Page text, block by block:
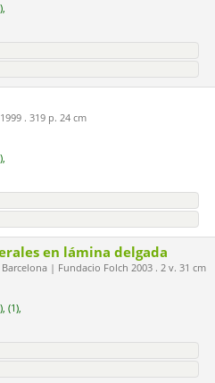
. 319 p. 24 cm
en lámina delgada
| Fundacio Folch 2003 . 2 v. 31 cm
(1),